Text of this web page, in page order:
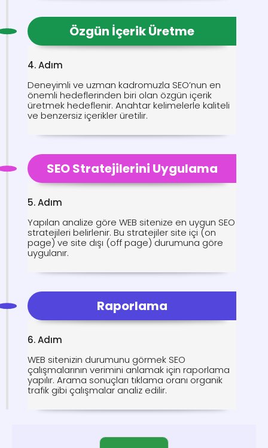
Özgün İçerik Üretme
4. Adım
Deneyimli ve uzman kadromuzla SEO’nun en
önemli hedeflerinden biri olan özgün içerik
üretmek hedeflenir. Anahtar kelimelerle kaliteli
ve benzersiz içerikler üretilir.
SEO Stratejilerini Uygulama
5. Adım
Yapılan analize göre WEB sitenize en uygun SEO
stratejileri belirlenir. Bu stratejiler site içi (on
page) ve site dışı (off page) durumuna göre
uygulanır.
Raporlama
6. Adım
WEB sitenizin durumunu görmek SEO
çalışmalarının verimini anlamak için raporlama
yapılır. Arama sonuçları tıklama oranı organik
trafik gibi çalışmalar analiz edilir.